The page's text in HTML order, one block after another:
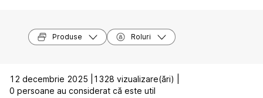
Produse Roluri
12 decembrie 2025 |
1328 vizualizare(ări) |
0 persoane au considerat că este util